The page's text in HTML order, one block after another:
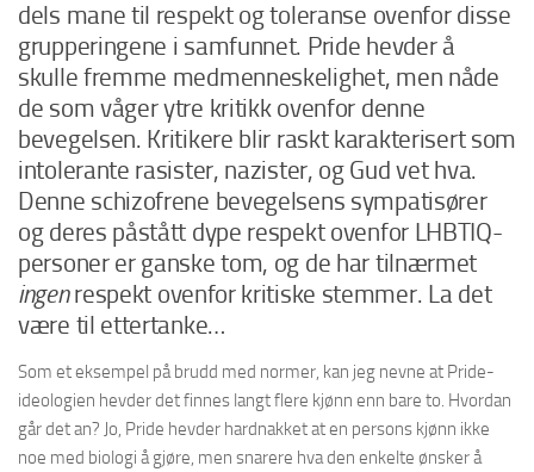
dels mane til respekt og toleranse ovenfor disse
grupperingene i samfunnet. Pride hevder å
skulle fremme medmenneskelighet, men nåde
de som våger ytre kritikk ovenfor denne
bevegelsen. Kritikere blir raskt karakterisert som
intolerante rasister, nazister, og Gud vet hva.
Denne schizofrene bevegelsens sympatisører
og deres påstått dype respekt ovenfor LHBTIQ-
personer er ganske tom, og de har tilnærmet
ingenrespekt ovenfor kritiske stemmer. La det
være til ettertanke…
Som et eksempel på brudd med normer, kan jeg nevne at Pride-
ideologien hevder det finnes langt flere kjønn enn bare to. Hvordan
går det an? Jo, Pride hevder hardnakket at en persons kjønn ikke
noe med biologi å gjøre, men snarere hva den enkelte ønsker å